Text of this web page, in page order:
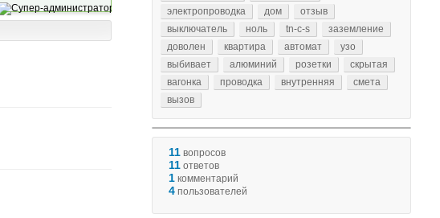
электропроводка
дом
отзыв
выключатель
ноль tn-c-s
заземление
доволен
квартира автомат
узо
выбивает
алюминий розетки
скрытая
вагонка
проводка внутренняя
смета
вызов
11вопросов
11ответов
1комментарий
4пользователей